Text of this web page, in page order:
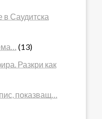
в Саудитска
(13)
Разкри как
показващ…